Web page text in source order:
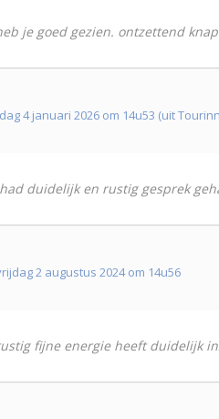
je goed gezien. ontzettend
4 januari 2026 om 14u53 (uit
duidelijk en rustig gesprek
2 augustus 2024 om 14u56
fijne energie heeft duidelijk